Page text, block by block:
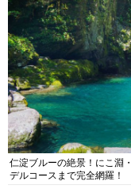
仁淀ブルーの絶景！にこ淵
デルコースまで完全網羅！